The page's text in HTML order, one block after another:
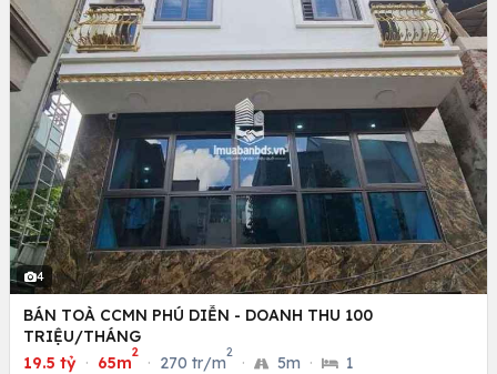
4
BÁN TOÀ CCMN PHÚ DIỄN - DOANH THU 100
TRIỆU/THÁNG
19.5 tỷ · 65m
2
· 270 tr/m
2
· 5m · 1